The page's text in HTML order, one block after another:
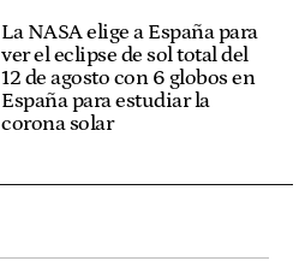
La NASA elige a España para
ver el eclipse de sol total del
12 de agosto con 6 globos en
España para estudiar la
corona solar